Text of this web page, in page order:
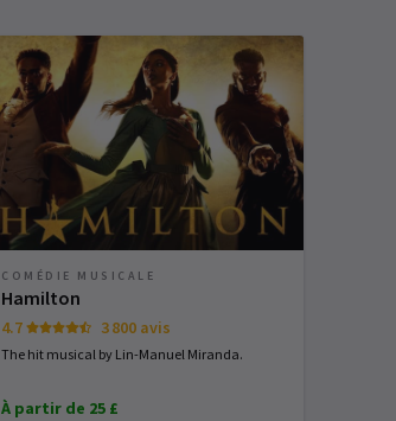
COMÉDIE MUSICALE
Hamilton
4.7 3 800 avis
The hit musical by Lin-Manuel Miranda.
À partir de 25 £